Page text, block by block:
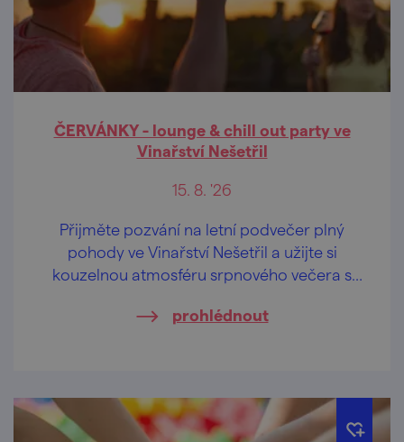
ČERVÁNKY - lounge & chill out party ve
Vinařství Nešetřil
15. 8. '26
Přijměte pozvání na letní podvečer plný
pohody ve Vinařství Nešetřil a užijte si
kouzelnou atmosféru srpnového večera s
hudbou.
prohlédnout